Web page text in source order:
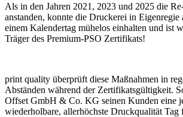
Als in den Jahren 2021, 2023 und 2025 die
anstanden, konnte die Druckerei in Eigenregie
einem Kalendertag mühelos einhalten und ist
Träger des Premium-PSO Zertifikats!
print quality überprüft diese Maßnahmen in
Abständen während der Zertifikatsgültigkeit.
Offset GmbH & Co. KG seinen Kunden eine
wiederholbare, allerhöchste Druckqualität Tag